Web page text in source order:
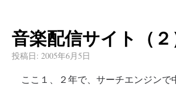
音楽配信サイト（２
投稿日: 2005年6月5日
ここ１、２年で、サーチエンジンで